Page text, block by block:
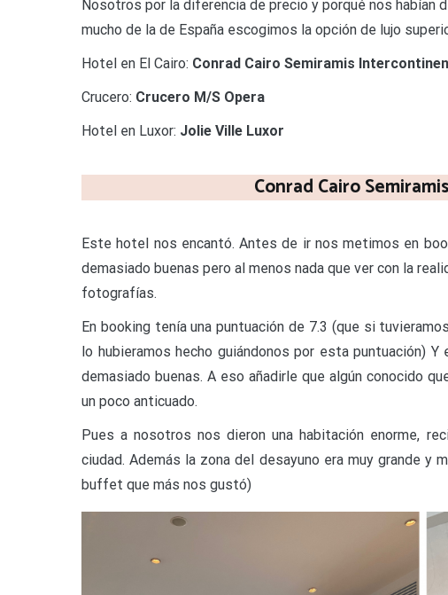
Nosotros por la diferencia de precio y porqué nos
mucho de la de España escogimos la opción de lujo
Hotel en El Cairo: Conrad Cairo Semiramis
Crucero: Crucero M/S Opera
Hotel en Luxor: Jolie Ville Luxor
Conrad Cairo
Este hotel nos encantó. Antes de ir nos metimos en
demasiado buenas pero al menos nada que ver con la
fotografías.
En booking tenía una puntuación de 7.3 (que si
lo hubieramos hecho guiándonos por esta puntuación)
demasiado buenas. A eso añadirle que algún conocido
un poco anticuado.
Pues a nosotros nos dieron una habitación enorme,
ciudad. Además la zona del desayuno era muy grande y
buffet que más nos gustó)